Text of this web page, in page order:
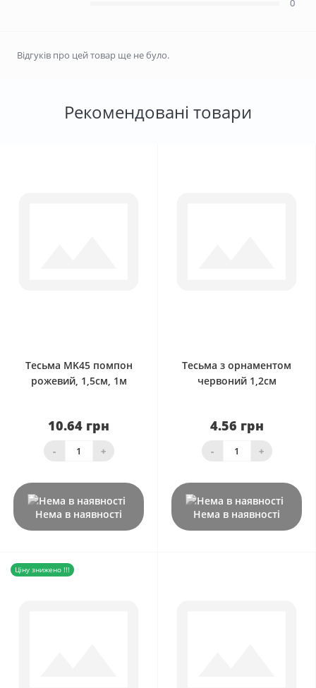
0
Відгуків про цей товар ще не було.
Рекомендовані товари
Тесьма MK45 помпон
рожевий, 1,5см, 1м
10.64 грн
- +
Нема в наявності
Тесьма з орнаментом
червоний 1,2см
4.56 грн
- +
Нема в наявності
Ціну знижено !!!